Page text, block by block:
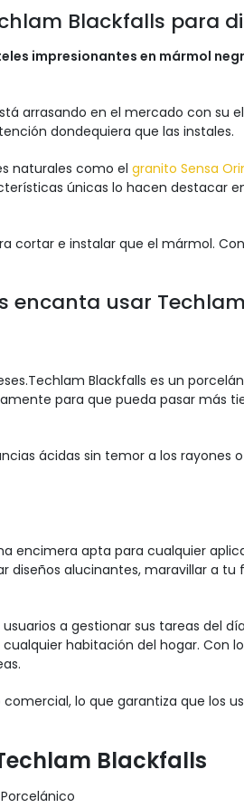
Blackfalls para
impresionantes en mármol
arrasando en el mercado con su
dondequiera que las instales.
naturales como el granito Sensa
únicas lo hacen destacar
cortar e instalar que el mármol.
encanta usar
Blackfalls es un
para que pueda pasar más
ácidas sin temor a los rayones
encimera apta para cualquier
diseños alucinantes, maravillar a
a gestionar sus tareas del
habitación del hogar. Con
lo que garantiza que los
Blackfalls
Porcelánico